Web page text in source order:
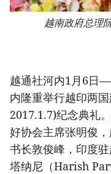
越南政府总理
越通社河内1月6日
内隆重举行越印两
2017.1.7)纪念典礼
好协会主席张明俊
书长敦俊峰，印度
塔纳尼（Harish